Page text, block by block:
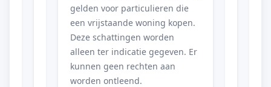
gelden voor particulieren die
een vrijstaande woning kopen.
Deze schattingen worden
alleen ter indicatie gegeven. Er
kunnen geen rechten aan
worden ontleend.